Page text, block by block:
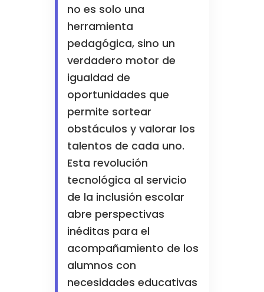
no es solo una
herramienta
pedagógica, sino un
verdadero motor de
igualdad de
oportunidades que
permite sortear
obstáculos y valorar los
talentos de cada uno.
Esta revolución
tecnológica al servicio
de la inclusión escolar
abre perspectivas
inéditas para el
acompañamiento de los
alumnos con
necesidades educativas